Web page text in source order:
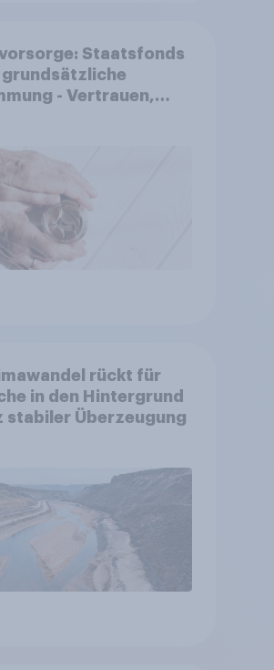
Staatsfonds
- Vertrauen,
rückt für
in den Hintergrund
stabiler Überzeugung